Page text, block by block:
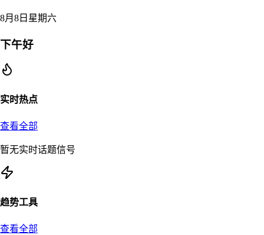
8月8日星期六
下午好
实时热点
查看全部
暂无实时话题信号
趋势工具
查看全部